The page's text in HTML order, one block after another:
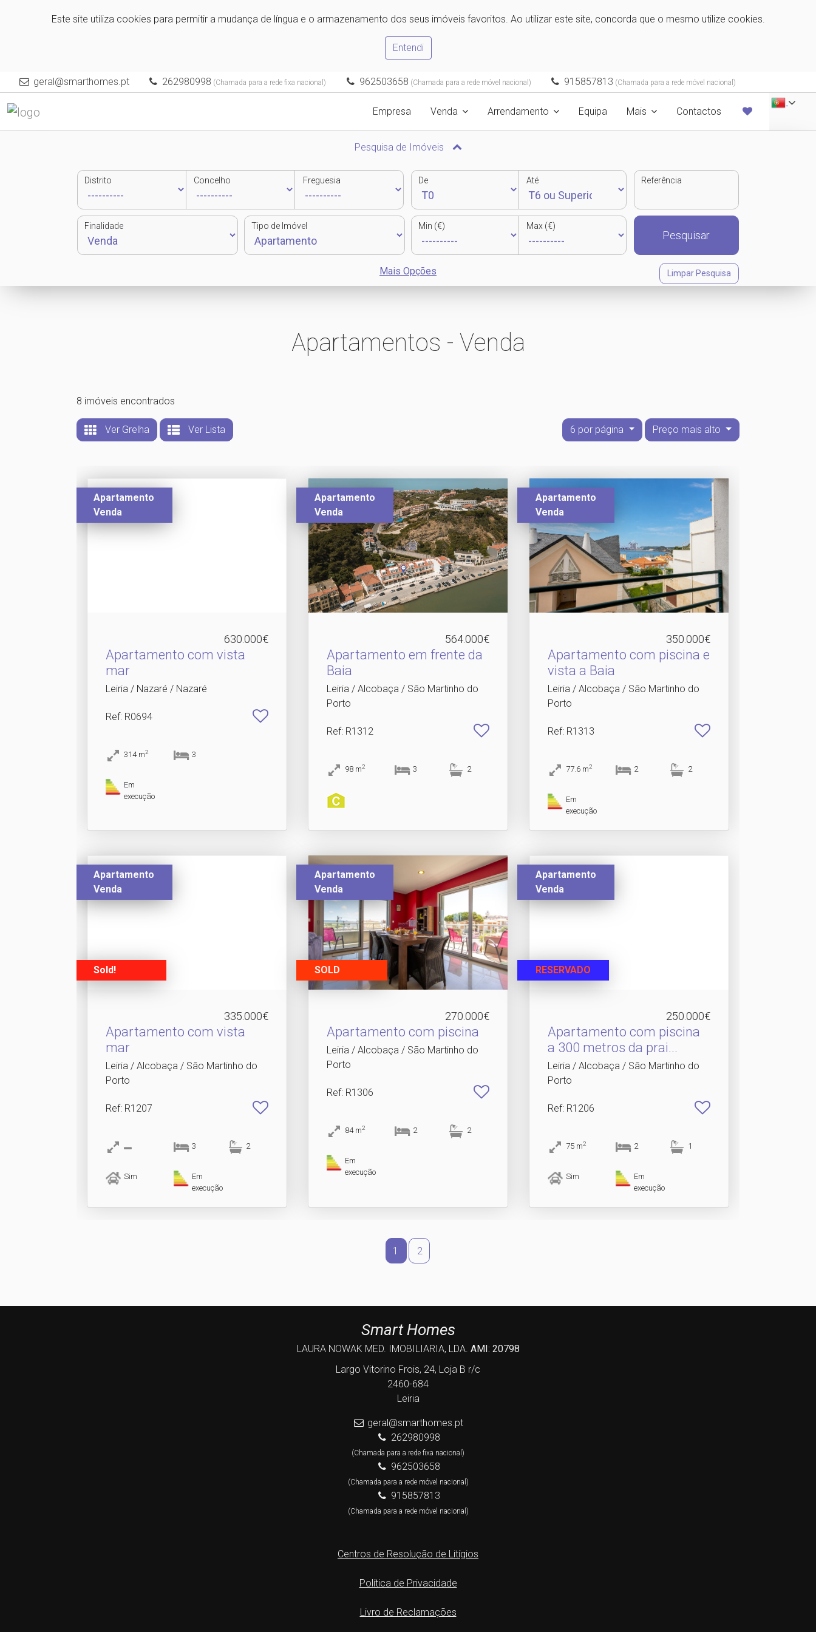
Este site utiliza cookies para permitir a mudança de língua e o armazenamento dos seus imóveis favoritos. Ao utilizar este site, concorda que o mesmo utilize cookies.
Entendi
geral@smarthomes.pt 262980998 (Chamada para a rede fixa nacional) 962503658 (Chamada para a rede móvel nacional) 915857813 (Chamada para a rede móvel nacional)
Empresa Venda Arrendamento Equipa Mais Contactos
Pesquisa de Imóveis
Distrito Concelho Freguesia De Até Referência
Finalidade Tipo de Imóvel Min (€) Max (€)
Pesquisar
Mais Opções Limpar Pesquisa
Apartamentos - Venda
8 imóveis encontrados
Ver Grelha Ver Lista 6 por página Preço mais alto
Apartamento
Venda
630.000€
Apartamento com vista
mar
Leiria / Nazaré / Nazaré
Ref: R0694
314 m2 3
Em
execução
Apartamento
Venda
564.000€
Apartamento em frente da
Baia
Leiria / Alcobaça / São Martinho do
Porto
Ref: R1312
98 m2 3 2
Apartamento
Venda
350.000€
Apartamento com piscina e
vista a Baia
Leiria / Alcobaça / São Martinho do
Porto
Ref: R1313
77.6 m2 2 2
Em
execução
Apartamento
Venda
Sold!
335.000€
Apartamento com vista
mar
Leiria / Alcobaça / São Martinho do
Porto
Ref: R1207
3 2
Sim
Em
execução
Apartamento
Venda
SOLD
270.000€
Apartamento com piscina
Leiria / Alcobaça / São Martinho do
Porto
Ref: R1306
84 m2 2 2
Em
execução
Apartamento
Venda
RESERVADO
250.000€
Apartamento com piscina
a 300 metros da prai.​..
Leiria / Alcobaça / São Martinho do
Porto
Ref: R1206
75 m2 2 1
Sim
Em
execução
1 2
Smart Homes
LAURA NOWAK MED. IMOBILIARIA, LDA. AMI: 20798
Largo Vitorino Frois, 24, Loja B r/c
2460-684
Leiria
geral@smarthomes.pt
262980998
(Chamada para a rede fixa nacional)
962503658
(Chamada para a rede móvel nacional)
915857813
(Chamada para a rede móvel nacional)
Centros de Resolução de Litígios
Política de Privacidade
Livro de Reclamações